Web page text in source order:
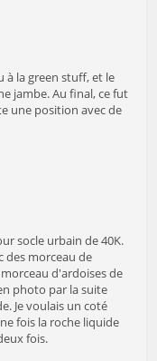
à la green stuff, et le
jambe. Au final, ce fut
une position avec de
socle urbain de 40K.
des morceau de
d'ardoises de
photo par la suite
Je voulais un coté
fois la roche liquide
fois.